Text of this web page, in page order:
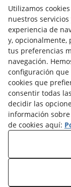
© 08/2026 IFD
Utilizamos
nuestros
experiencia de
y,
tus preferencias
navegación.
configuración
cookies que
consentir todas
decidir las
información
de cookies aquí: